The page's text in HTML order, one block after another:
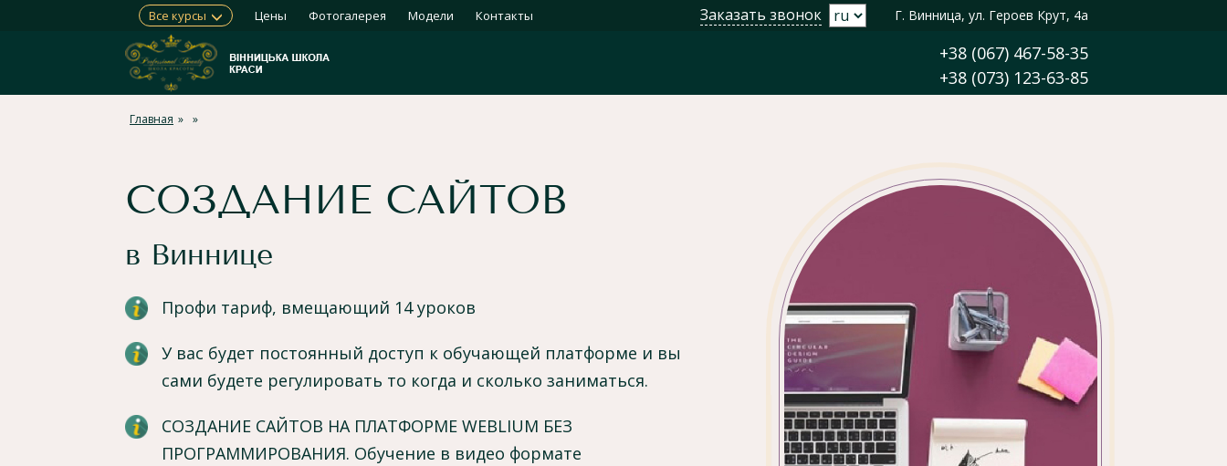
Все курсы Цены Фотогалерея Модели Контакты Заказать звонок Г. Винница, ул. Героев Крут, 4а
+38 (067) 467-58-35
+38 (073) 123-63-85
Главная
СОЗДАНИЕ САЙТОВ
в Виннице
Профи тариф, вмещающий 14 уроков
У вас будет постоянный доступ к обучающей платформе и вы
сами будете регулировать то когда и сколько заниматься.
СОЗДАНИЕ САЙТОВ НА ПЛАТФОРМЕ WEBLIUM БЕЗ
ПРОГРАММИРОВАНИЯ. Обучение в видео формате